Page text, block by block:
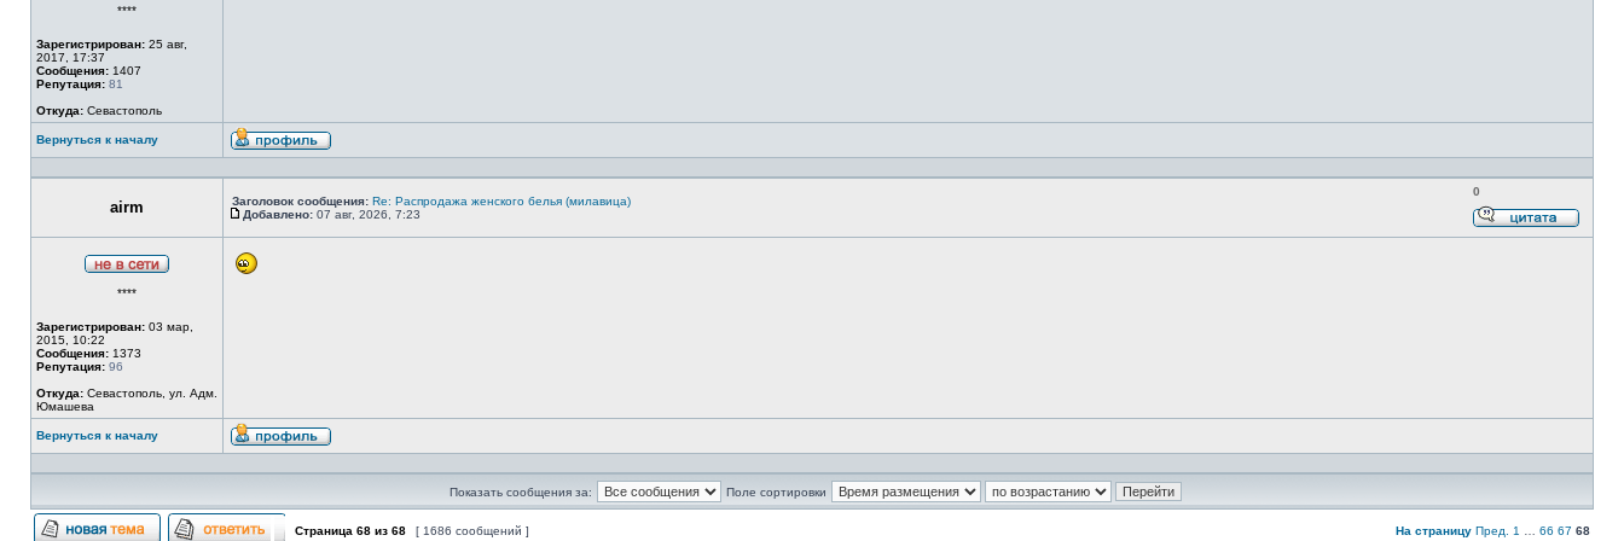
****
Зарегистрирован: 25 авг,
2017, 17:37
Сообщения: 1407
Репутация: 81
Откуда: Севастополь
Вернуться к началу
Профиль
airm Заголовок сообщения: Re: Распродажа женского белья (милавица)
Сообщение
Добавлено: 07 авг, 2026, 7:23
0
****
Зарегистрирован: 03 мар,
2015, 10:22
Сообщения: 1373
Репутация: 96
Откуда: Севастополь, ул. Адм.
Юмашева
Вернуться к началу
Профиль
Показать сообщения за: Поле сортировки
Страница 68 из 68 [ 1686 сообщений ] На страницу Пред. 1 66 67 68